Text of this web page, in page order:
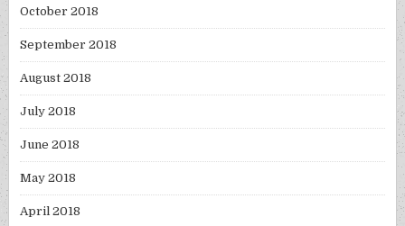
October 2018
September 2018
August 2018
July 2018
June 2018
May 2018
April 2018